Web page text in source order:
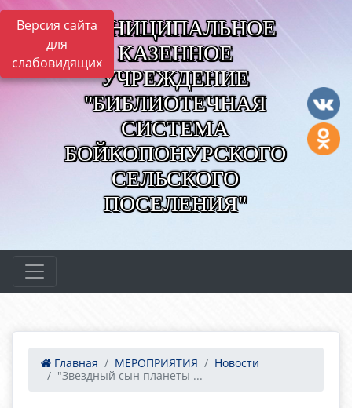
Версия сайта
для
слабовидящих
МУНИЦИПАЛЬНОЕ
КАЗЕННОЕ
УЧРЕЖДЕНИЕ
"БИБЛИОТЕЧНАЯ
СИСТЕМА
БОЙКОПОНУРСКОГО
СЕЛЬСКОГО
ПОСЕЛЕНИЯ"
Главная МЕРОПРИЯТИЯ
Новости
"Звездный сын планеты ...